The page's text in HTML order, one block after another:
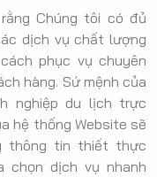
Chúng tôi có đủ
dịch vụ chất lượng
phục vụ chuyên
hàng. Sứ mệnh của
nghiệp du lịch trực
hệ thống Website sẽ
thông tin thiết thực
chọn dịch vụ nhanh